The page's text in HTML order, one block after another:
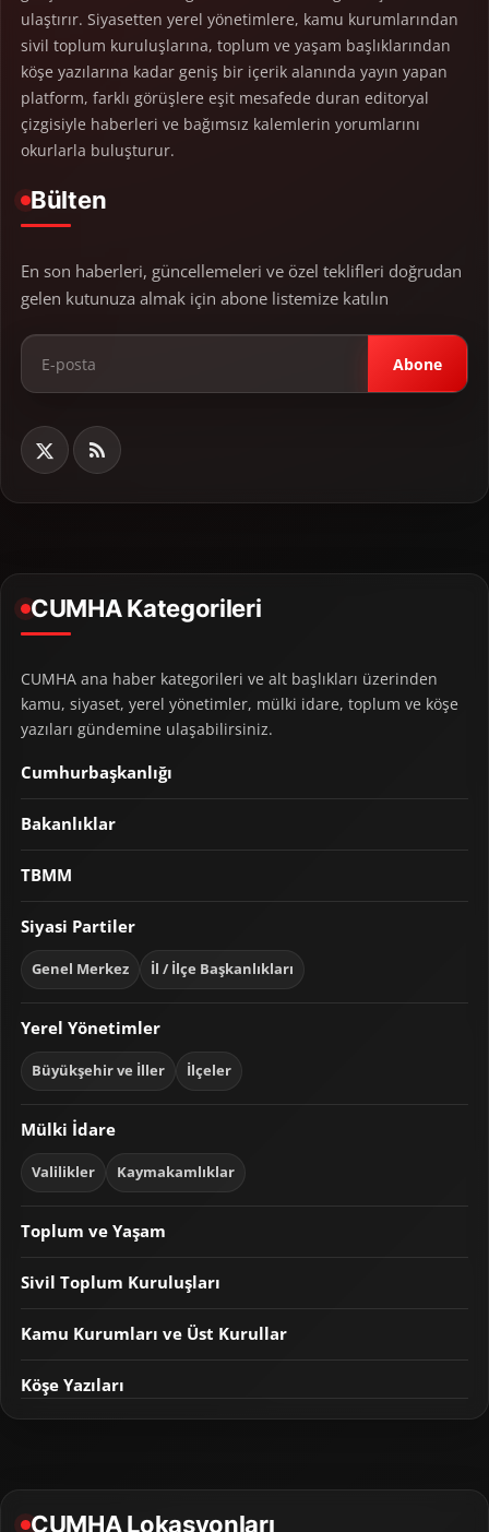
ulaştırır. Siyasetten yerel yönetimlere, kamu kurumlarından
sivil toplum kuruluşlarına, toplum ve yaşam başlıklarından
köşe yazılarına kadar geniş bir içerik alanında yayın yapan
platform, farklı görüşlere eşit mesafede duran editoryal
çizgisiyle haberleri ve bağımsız kalemlerin yorumlarını
okurlarla buluşturur.
Bülten
En son haberleri, güncellemeleri ve özel teklifleri doğrudan
gelen kutunuza almak için abone listemize katılın
Abone
CUMHA Kategorileri
CUMHA ana haber kategorileri ve alt başlıkları üzerinden
kamu, siyaset, yerel yönetimler, mülki idare, toplum ve köşe
yazıları gündemine ulaşabilirsiniz.
Cumhurbaşkanlığı
Bakanlıklar
TBMM
Siyasi Partiler
Genel Merkez İl / İlçe Başkanlıkları
Yerel Yönetimler
Büyükşehir ve İller İlçeler
Mülki İdare
Valilikler Kaymakamlıklar
Toplum ve Yaşam
Sivil Toplum Kuruluşları
Kamu Kurumları ve Üst Kurullar
Köşe Yazıları
CUMHA Lokasyonları